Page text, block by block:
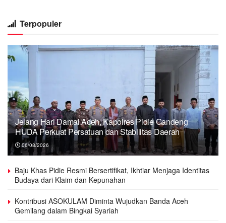
Terpopuler
Jelang Hari Damai Aceh, Kapolres Pidie Gandeng
HUDA Perkuat Persatuan dan Stabilitas Daerah
06/08/2026
Baju Khas Pidie Resmi Bersertifikat, Ikhtiar Menjaga Identitas
Budaya dari Klaim dan Kepunahan
Kontribusi ASOKULAM Diminta Wujudkan Banda Aceh
Gemilang dalam Bingkai Syariah